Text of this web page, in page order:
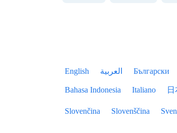
English العربية Български
Bahasa Indonesia Italiano
Slovenčina Slovenščina